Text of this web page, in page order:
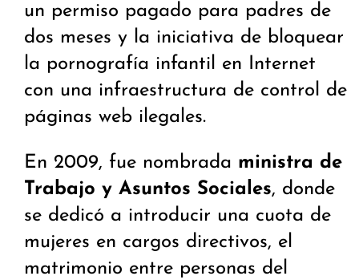
un permiso pagado para padres de
dos meses y la iniciativa de bloquear
la pornografía infantil en Internet
con una infraestructura de control de
páginas web ilegales.
En 2009, fue nombrada ministra de
Trabajo y Asuntos Sociales, donde
se dedicó a introducir una cuota de
mujeres en cargos directivos, el
matrimonio entre personas del